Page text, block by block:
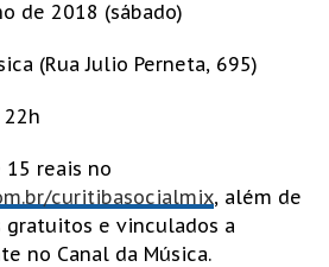
de 2018 (sábado)
(Rua Julio Perneta, 695)
reais no
curitibasocialmix, além de
e vinculados a
no Canal da Música.